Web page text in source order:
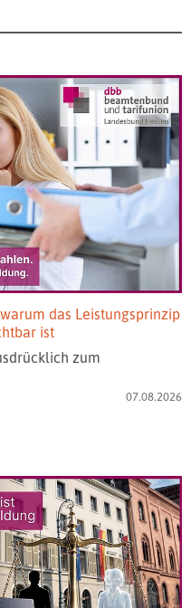
das Leistungsprinzip
ist
zum
07.08.2026